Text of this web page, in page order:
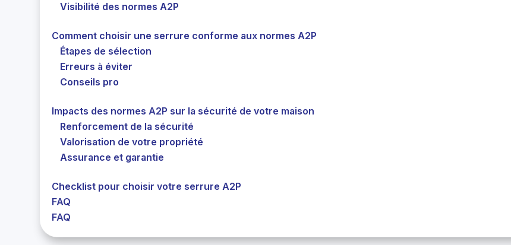
Visibilité des normes A2P
Comment choisir une serrure conforme aux normes A2P
Étapes de sélection
Erreurs à éviter
Conseils pro
Impacts des normes A2P sur la sécurité de votre maison
Renforcement de la sécurité
Valorisation de votre propriété
Assurance et garantie
Checklist pour choisir votre serrure A2P
FAQ
FAQ